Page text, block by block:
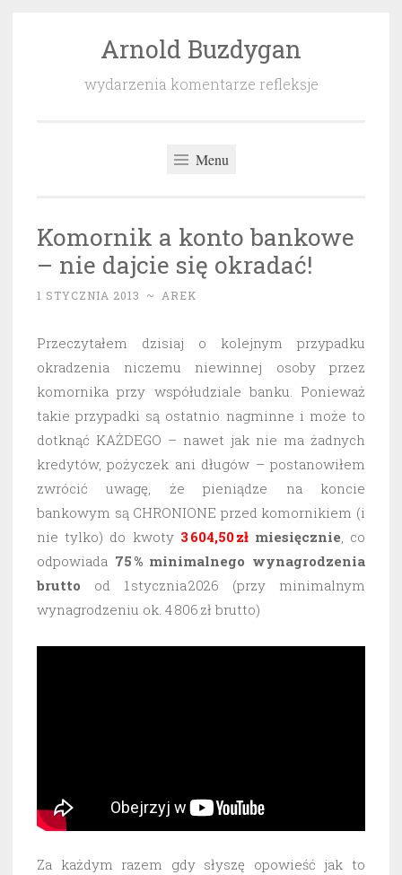
Arnold Buzdygan
wydarzenia komentarze refleksje
Menu
Komornik a konto bankowe
– nie dajcie się okradać!
1 STYCZNIA 2013 ~ AREK
Przeczytałem dzisiaj o kolejnym przypadku
okradzenia niczemu niewinnej osoby przez
komornika przy współudziale banku. Ponieważ
takie przypadki są ostatnio nagminne i może to
dotknąć KAŻDEGO – nawet jak nie ma żadnych
kredytów, pożyczek ani długów – postanowiłem
zwrócić uwagę, że pieniądze na koncie
bankowym są CHRONIONE przed komornikiem (i
nie tylko) do kwoty 3 604,50 złmiesięcznie, co
odpowiada 75 % minimalnego wynagrodzenia
brutto od 1 stycznia 2026 (przy minimalnym
wynagrodzeniu ok. 4 806 zł brutto)
Za każdym razem gdy słyszę opowieść jak to